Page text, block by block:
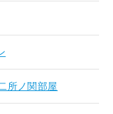
所ノ関部屋